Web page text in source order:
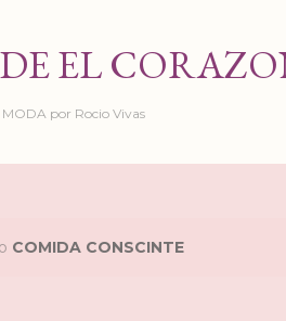
EL
por Rocio Vivas
COMIDA CONSCINTE